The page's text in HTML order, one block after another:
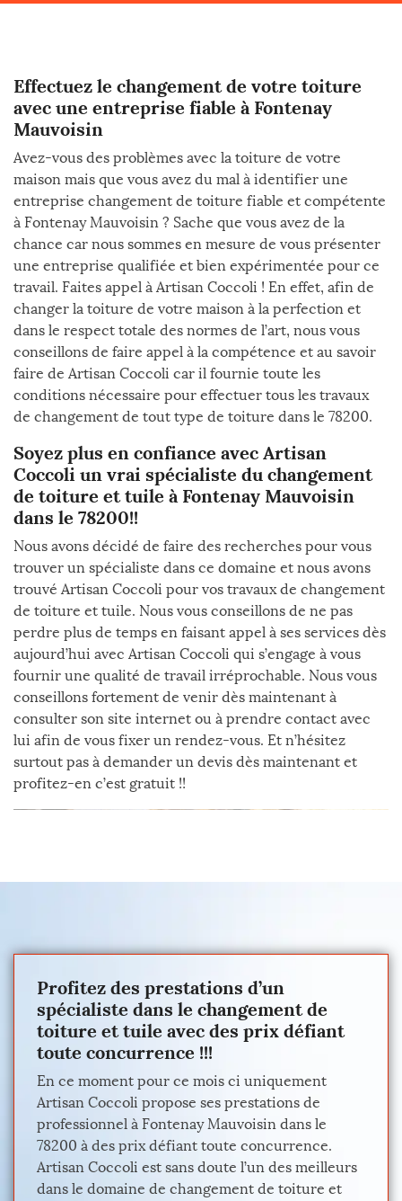
Effectuez le changement de votre toiture
avec une entreprise fiable à Fontenay
Mauvoisin
Avez-vous des problèmes avec la toiture de votre
maison mais que vous avez du mal à identifier une
entreprise changement de toiture fiable et compétente
à Fontenay Mauvoisin ? Sache que vous avez de la
chance car nous sommes en mesure de vous présenter
une entreprise qualifiée et bien expérimentée pour ce
travail. Faites appel à Artisan Coccoli ! En effet, afin de
changer la toiture de votre maison à la perfection et
dans le respect totale des normes de l’art, nous vous
conseillons de faire appel à la compétence et au savoir
faire de Artisan Coccoli car il fournie toute les
conditions nécessaire pour effectuer tous les travaux
de changement de tout type de toiture dans le 78200.
Soyez plus en confiance avec Artisan
Coccoli un vrai spécialiste du changement
de toiture et tuile à Fontenay Mauvoisin
dans le 78200!!
Nous avons décidé de faire des recherches pour vous
trouver un spécialiste dans ce domaine et nous avons
trouvé Artisan Coccoli pour vos travaux de changement
de toiture et tuile. Nous vous conseillons de ne pas
perdre plus de temps en faisant appel à ses services dès
aujourd’hui avec Artisan Coccoli qui s’engage à vous
fournir une qualité de travail irréprochable. Nous vous
conseillons fortement de venir dès maintenant à
consulter son site internet ou à prendre contact avec
lui afin de vous fixer un rendez-vous. Et n’hésitez
surtout pas à demander un devis dès maintenant et
profitez-en c’est gratuit !!
Profitez des prestations d’un
spécialiste dans le changement de
toiture et tuile avec des prix défiant
toute concurrence !!!
En ce moment pour ce mois ci uniquement
Artisan Coccoli propose ses prestations de
professionnel à Fontenay Mauvoisin dans le
78200 à des prix défiant toute concurrence.
Artisan Coccoli est sans doute l’un des meilleurs
dans le domaine de changement de toiture et